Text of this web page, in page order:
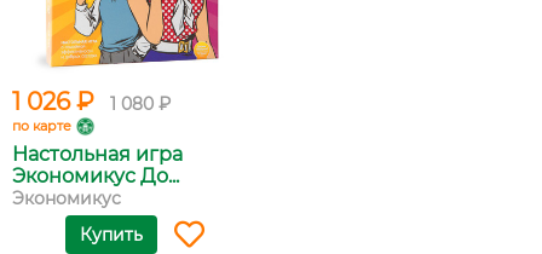
1 026 ₽ 1 080 ₽
по карте
Настольная игра
Экономикус До...
Экономикус
Купить